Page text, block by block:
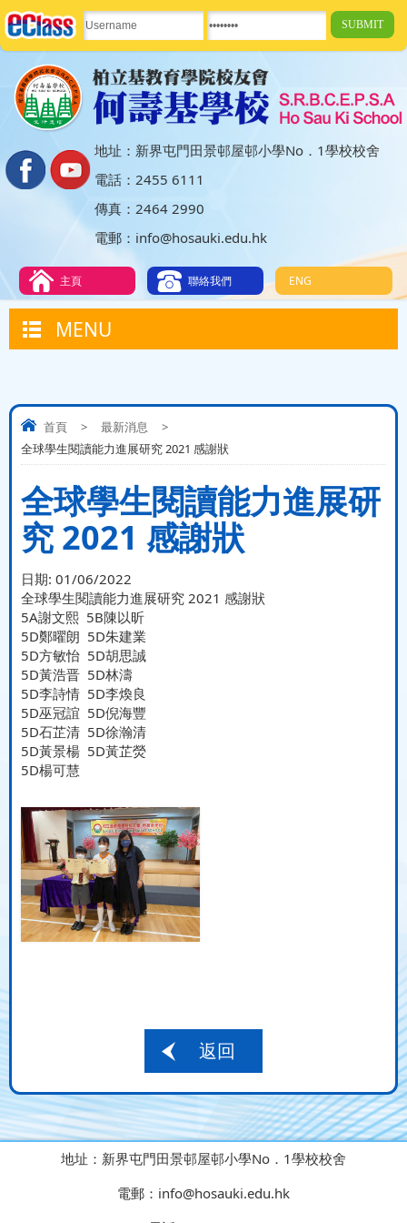
地址：新界屯門田景邨屋邨小學No．1學校校舍
電話：2455 6111
傳真：2464 2990
電郵：info@hosauki.edu.hk
ENG
聯絡我們
主頁
MENU
首頁 > 最新消息
>
全球學生閱讀能力進展研究 2021 感謝狀
全球學生閱讀能力進展研
究 2021 感謝狀
日期: 01/06/2022
全球學生閱讀能力進展研究 2021 感謝狀
5A謝文熙 5B陳以昕
5D鄭曜朗 5D朱建業
5D方敏怡 5D胡思誠
5D黃浩晋 5D林濤
5D李詩情 5D李煥良
5D巫冠誼 5D倪海豐
5D石芷清 5D徐瀚清
5D黃景楊 5D黃芷熒
5D楊可慧
返回
地址： 新界屯門田景邨屋邨小學No．1學校校舍
電郵： info@hosauki.edu.hk